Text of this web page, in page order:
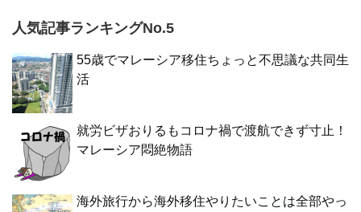
人気記事ランキングNo.5
55歳でマレーシア移住ちょっと不思議な共同生
活
就労ビザおりるもコロナ禍で渡航できず寸止！
マレーシア悶絶物語
海外旅行から海外移住やりたいことは全部やっ